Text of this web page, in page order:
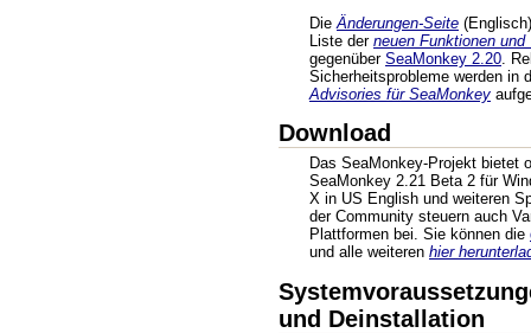
Die Änderungen-Seite
Liste der neuen Funktionen und
gegenüber SeaMonkey 2.20 .
Sicherheitsprobleme werden in
Advisories für SeaMonkey
Download
Das SeaMonkey-Projekt bietet
SeaMonkey 2.21 Beta 2 für
X in US English und weiteren
der Community steuern auch
Plattformen bei. Sie können die
und alle weiteren hier
und Deinstallation